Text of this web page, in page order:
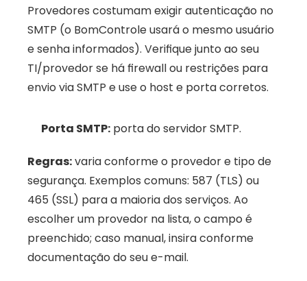
Provedores costumam exigir autenticação no
SMTP (o BomControle usará o mesmo usuário
e senha informados). Verifique junto ao seu
TI/provedor se há firewall ou restrições para
envio via SMTP e use o host e porta corretos.
Porta SMTP: porta do servidor SMTP.
Regras: varia conforme o provedor e tipo de
segurança. Exemplos comuns: 587 (TLS) ou
465 (SSL) para a maioria dos serviços. Ao
escolher um provedor na lista, o campo é
preenchido; caso manual, insira conforme
documentação do seu e-mail.